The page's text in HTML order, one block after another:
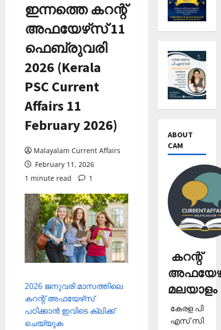
ഇന്നത്തെ കറന്റ്
അഫയേഴ്‌സ് 11
ഫെബ്രുവരി
2026 (Kerala
PSC Current
Affairs 11
February 2026)
Malayalam Current Affairs
February 11, 2026
1 minute read
1
2026 ജനുവരി മാസത്തിലെ
കറന്റ് അഫയേഴ്‌സ്
പഠിക്കാന്‍ ഇവിടെ ക്ലിക്ക്
ചെയ്യുക
ABOUT
CAM
കറന്റ്
മലയാളം
കേരള പി
എസ് സി